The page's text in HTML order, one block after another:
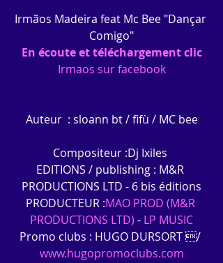
Irmãos Madeira feat Mc Bee "Dançar
Comigo"
En écoute et téléchargement clic
Irmaos sur facebook
Auteur  : sloann bt / fifù / MC bee
Compositeur :Dj Ixiles
EDITIONS / publishing : M&R
PRODUCTIONS LTD - 6 bis éditions
PRODUCTEUR :MAO PROD (M&R
PRODUCTIONS LTD) - LP MUSIC
Promo clubs : HUGO DURSORT /
www.hugopromoclubs.com